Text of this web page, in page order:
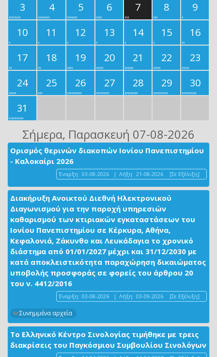
3
4 5 6 7 8
9
10
11 12 13 14 15
16
17
18 19 20 21 22
23
24
25 26 27 28 29
30
31
Σήμερα, Παρασκευή 07-08-2026
Ορισμός θερινών διακοπών Ιονίου Πανεπιστημίου
- Καλοκαίρι 2026
Έναρξη: 03-08-2026 | Λήξη: 21-08-2026 [Σε Εξέλιξη]
Διακήρυξη Ανοικτού Διεθνή Ηλεκτρονικού
Διαγωνισμού για την παροχή υπηρεσιών
καθαρισμού των κτιριακών εγκαταστάσεων του
Ιονίου Πανεπιστημίου σε Κέρκυρα, Αθήνα,
Κεφαλονιά, Ζάκυνθο και Λευκάδαγια το χρονικό
διάστημα από 01/01/2027 μέχρι και 31/12/2030 με
κατά αποκλειστικότητα παραχώρηση δικαιώματος
υποβολής προσφοράς σε φορείς του άρθρου 20
του ν. 4412/2016
Έναρξη: 03-08-2026 | Λήξη: 03-09-2026 [Σε Εξέλιξη]
Συνημμένα αρχεία
Το Ελληνικό Κέντρο Σινολογίας τιμήθηκε με τρεις
διακρίσεις του Παγκόσμιου Συμβουλίου Σινολόγων